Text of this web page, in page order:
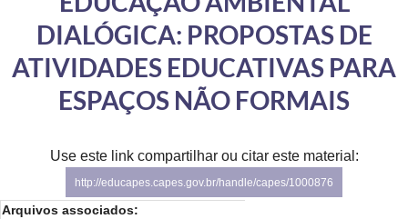
Controladoria-Geral da União
Secretaria-Geral
Gabinete de Segurança Institucional
Advocacia-Geral da União
DIALÓGICA: PROPOSTAS DE
ATIVIDADES EDUCATIVAS PARA
ESPAÇOS NÃO FORMAIS
Use este link compartilhar ou citar este material:
http://educapes.capes.gov.br/handle/capes/1000876
Arquivos associados: